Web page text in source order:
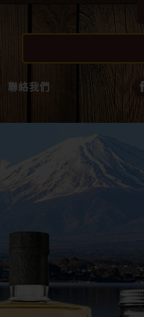
聯絡我們